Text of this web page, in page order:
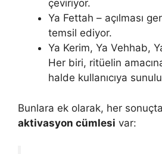
çeviriyor.
Ya Fettah – açılması
temsil ediyor.
Ya Kerim, Ya Vehhab,
Her biri, ritüelin
halde kullanıcıya
Bunlara ek olarak, her
aktivasyon cümlesi var: